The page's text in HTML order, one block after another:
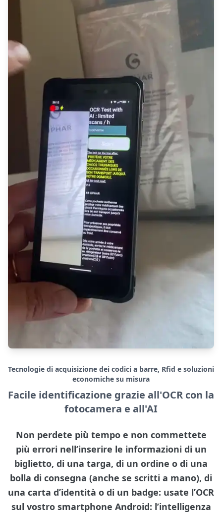
Tecnologie di acquisizione dei codici a barre, Rfid e soluzioni
economiche su misura
Facile identificazione grazie all'OCR con la
fotocamera e all'AI
Non perdete più tempo e non commettete
più errori nell’inserire le informazioni di un
biglietto, di una targa, di un ordine o di una
bolla di consegna (anche se scritti a mano), di
una carta d’identità o di un badge: usate l’OCR
sul vostro smartphone Android: l’intelligenza